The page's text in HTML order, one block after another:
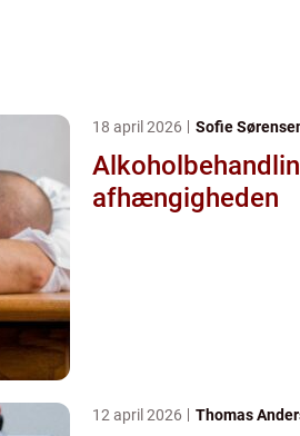
18 april 2026 Sofie
Alkoholbehandling vejen
afhængigheden
12 april 2026 Thomas